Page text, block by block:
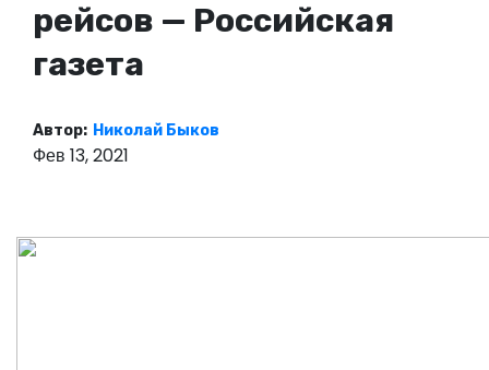
рейсов — Российская
газета
Автор: Николай Быков
Фев 13, 2021